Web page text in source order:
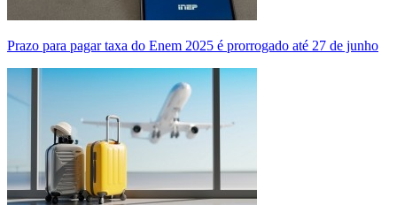
Prazo para pagar taxa do Enem 2025 é prorrogado até 27 de junho